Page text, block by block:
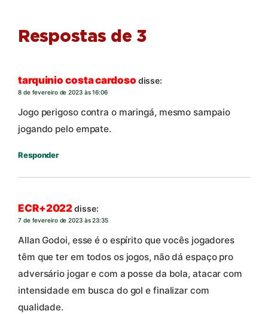
Respostas de 3
tarquinio costa cardoso disse:
8 de fevereiro de 2023 às 16:06
Jogo perigoso contra o maringá, mesmo sampaio
jogando pelo empate.
Responder
ECR+2022disse:
7 de fevereiro de 2023 às 23:35
Allan Godoi, esse é o espírito que vocês jogadores
têm que ter em todos os jogos, não dá espaço pro
adversário jogar e com a posse da bola, atacar com
intensidade em busca do gol e finalizar com
qualidade.